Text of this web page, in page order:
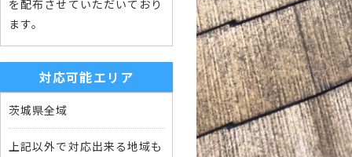
を配布させていただいており
ます。
対応可能エリア
茨城県全域
上記以外で対応出来る地域も